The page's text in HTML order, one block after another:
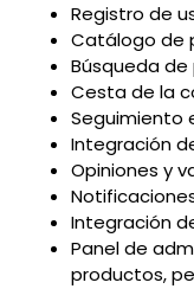
Registro de
Catálogo de
Búsqueda
Cesta de la
Seguimiento
Integración
Opiniones y
Integración
Panel de
productos,